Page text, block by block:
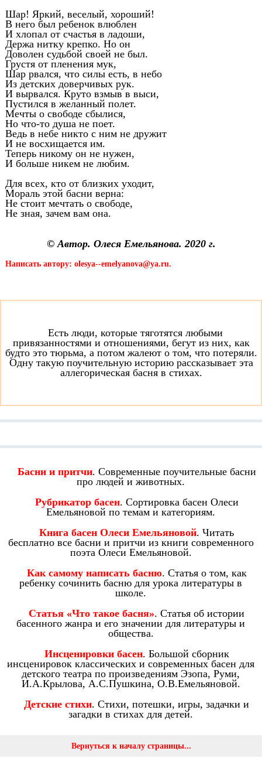
Шар! Яркий, веселый, хороший!
В него был ребенок влюблен
И хлопал от счастья в ладоши,
Держа нитку крепко. Но он
Доволен судьбой своей не был.
Грустя от пленения мук,
Шар рвался, что силы есть, в небо
Из детских доверчивых рук.
И вырвался. Круто взмыв в выси,
Пустился в желанный полет.
Мечты о свободе сбылися,
Но что-то душа не поет.
Ведь в небе никто с ним не дружит
И не восхищается им.
Теперь никому он не нужен,
И больше никем не любим.
Для всех, кто от близких уходит,
Мораль этой басни верна:
Не стоит мечтать о свободе,
Не зная, зачем вам она.
© Автор. Олеся Емельянова. 2020 г.
Написать автору: olesya--emelyanova@ya.ru.
Есть люди, которые тяготятся любыми
привязанностями и отношениями, бегут из них, как
будто это тюрьма, а потом жалеют о том, что потеряли.
Одну такую поучительную историю рассказывает эта
аллегорическая басня в стихах.
Басни и притчи. Современные поучительные басни
про людей и животных.
Рубрикатор басен. Сортировка басен Олеси
Емельяновой по темам и категориям.
Книга басен Олеси Емельяновой. Читать
бесплатно все басни и притчи из книги современного
поэта Олеси Емельяновой.
Как самому написать басню. Статья о том, как
ребенку сочинить басню для урока литературы в
школе.
Статья «Что такое басня». Статья об истории
басенного жанра и его значении для литературы и
общества.
Инсценировки басен. Большой сборник
инсценировок классических и современных басен для
детского театра по произведениям Эзопа, Руми,
И.А.Крылова, А.С.Пушкина, О.В.Емельяновой.
Детские стихи. Стихи, потешки, игры, задачки и
загадки в стихах для детей.
Вернуться к началу страницы...